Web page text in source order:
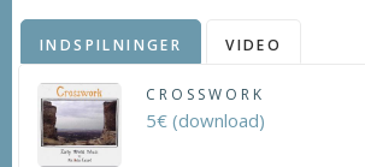
INDSPILNINGER VIDEO
CROSSWORK
5€ (download)